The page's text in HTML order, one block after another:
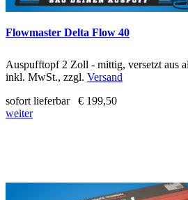
Flowmaster Delta Flow 40
Auspufftopf 2 Zoll - mittig, versetzt aus
inkl. MwSt., zzgl. Versand
sofort lieferbar
€ 199,50
weiter